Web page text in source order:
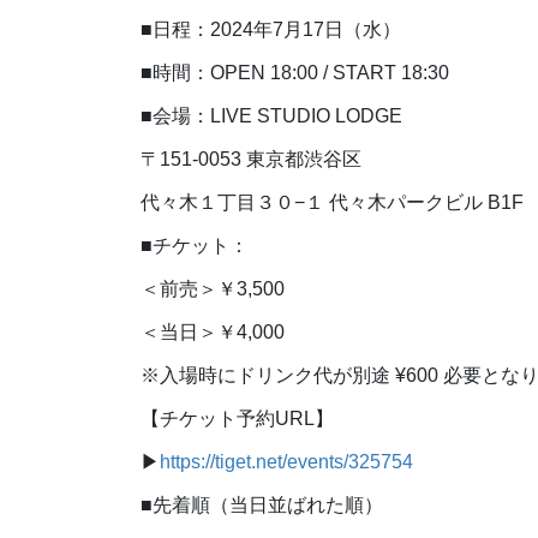
■日程：2024年7月17日（水）
■時間：OPEN 18:00 / START 18:30
■会場：LIVE STUDIO LODGE
〒151-0053 東京都渋谷区
代々木１丁目３０−１ 代々木パークビル B1F
■チケット：
＜前売＞￥3,500
＜当日＞￥4,000
※入場時にドリンク代が別途 ¥600 必要とな
【チケット予約URL】
▶︎ https://tiget.net/events/325754
■先着順（当日並ばれた順）